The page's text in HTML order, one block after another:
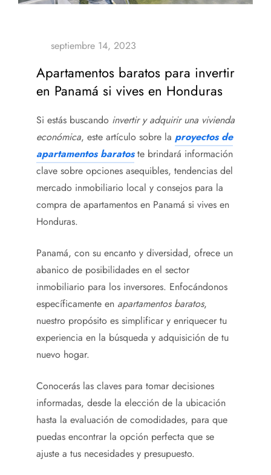
Apartamentos baratos para invertir
en Panamá si vives en Honduras
Si estás buscando invertir y adquirir una vivienda
económica, este artículo sobre la proyectos de
apartamentos baratoste brindará información
clave sobre opciones asequibles, tendencias del
mercado inmobiliario local y consejos para la
compra de apartamentos en Panamá si vives en
Honduras.
Panamá, con su encanto y diversidad, ofrece un
abanico de posibilidades en el sector
inmobiliario para los inversores. Enfocándonos
específicamente en apartamentos baratos,
nuestro propósito es simplificar y enriquecer tu
experiencia en la búsqueda y adquisición de tu
nuevo hogar.
Conocerás las claves para tomar decisiones
informadas, desde la elección de la ubicación
hasta la evaluación de comodidades, para que
puedas encontrar la opción perfecta que se
ajuste a tus necesidades y presupuesto.